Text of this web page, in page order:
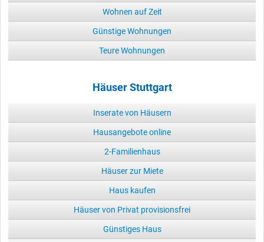
Wohnen auf Zeit
Günstige Wohnungen
Teure Wohnungen
Häuser Stuttgart
Inserate von Häusern
Hausangebote online
2-Familienhaus
Häuser zur Miete
Haus kaufen
Häuser von Privat provisionsfrei
Günstiges Haus